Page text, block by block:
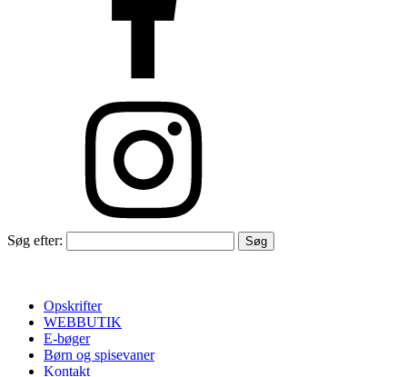
Søg efter:
Opskrifter
WEBBUTIK
E-bøger
Børn og spisevaner
Kontakt